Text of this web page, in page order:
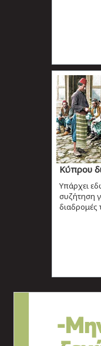
Κύπρου
Υπάρχει
συζήτηση
διαδρομές